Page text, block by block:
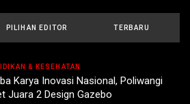
PILIHAN EDITOR TERBARU
& KESEHATAN
Karya Inovasi Nasional, Poliwangi
Juara 2 Design Gazebo